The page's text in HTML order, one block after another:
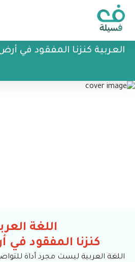
العربية كنزنا المفقود في
اللغة
كنزنا المفقود في
اللغة العربية ليست مجرد أداة